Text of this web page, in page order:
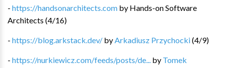
- https://handsonarchitects.com by Hands-on Software
Architects (4/16)
- https://blog.arkstack.dev/ by Arkadiusz Przychocki(4/9)
- https://nurkiewicz.com/feeds/posts/de... by Tomek